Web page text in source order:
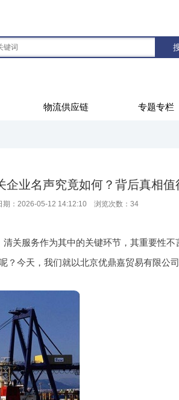
物流供应链 专题专栏
企业名声究竟如何？背后真相值
期：2026-05-12 14:12:10 浏览次数： 34
关服务作为其中的关键环节，其重要性
今天，我们就以北京优鼎嘉贸易有限公